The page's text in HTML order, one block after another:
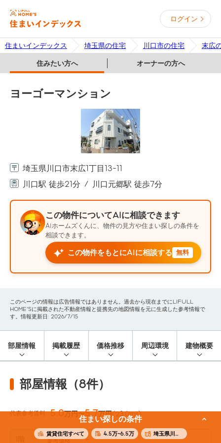
ログイン
住まいインデックス 埼玉県の住宅 川口市の住宅 末広
住みたい方へ オーナーの方へ
住まい探しの条件
賃貸住宅すべて 4.5万~6.5万 埼玉県川口市
ヨーゴーマンション
埼玉県川口市末広1丁目13-11
川口駅 徒歩21分
川口元郷駅 徒歩7分
この物件についてAIに相談できます
AIホームズくんに、物件の見方や住まい探しの条件を
相談できます。
この物件をもとにAIに相談する 無料
このページの情報は広告情報ではありません。過去から現在までにLIFULL
HOME'Sに掲載された不動産情報と提携先の地図情報を元に生成した参考情報で
す。情報更新日: 2026/7/15
部屋情報 掲載履歴 価格推移 周辺環境 建物概要
部屋情報（8件）
代表参考賃料 5.0万円〜5.7万円(23.0m²)
参考価格 -